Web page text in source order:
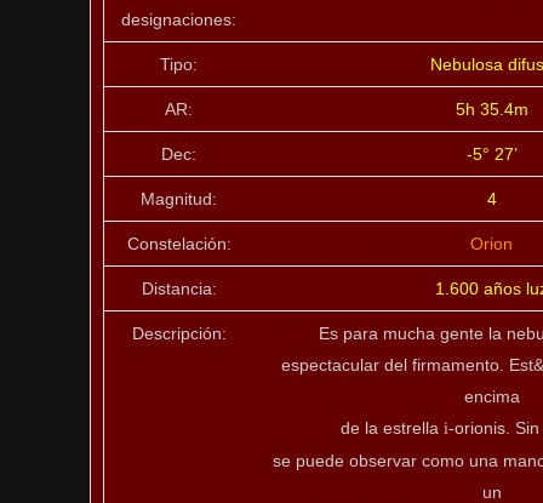
designaciones:
Tipo: Nebulosa
AR: 5h 35.4m
Dec: -5° 27’
Magnitud: 4
Constelación: Orion
Distancia: 1.600 años
Descripción:
Es para mucha gente la
espectacular del firmamento.
encima
de la estrella i-orionis.
se puede observar como una
un